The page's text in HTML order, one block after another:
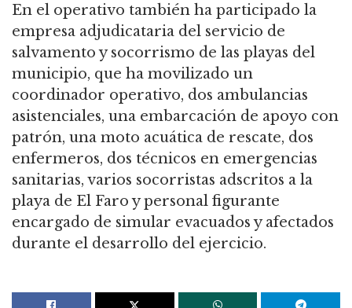
En el operativo también ha participado la
empresa adjudicataria del servicio de
salvamento y socorrismo de las playas del
municipio, que ha movilizado un
coordinador operativo, dos ambulancias
asistenciales, una embarcación de apoyo con
patrón, una moto acuática de rescate, dos
enfermeros, dos técnicos en emergencias
sanitarias, varios socorristas adscritos a la
playa de El Faro y personal figurante
encargado de simular evacuados y afectados
durante el desarrollo del ejercicio.